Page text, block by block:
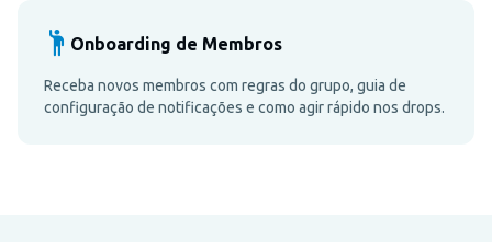
Onboarding de Membros
Receba novos membros com regras do grupo, guia de
configuração de notificações e como agir rápido nos drops.